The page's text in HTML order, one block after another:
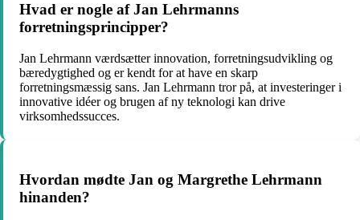
Hvad er nogle af Jan Lehrmanns
forretningsprincipper?
Jan Lehrmann værdsætter innovation, forretningsudvikling og
bæredygtighed og er kendt for at have en skarp
forretningsmæssig sans. Jan Lehrmann tror på, at investeringer i
innovative idéer og brugen af ny teknologi kan drive
virksomhedssucces.
Hvordan mødte Jan og Margrethe Lehrmann
hinanden?